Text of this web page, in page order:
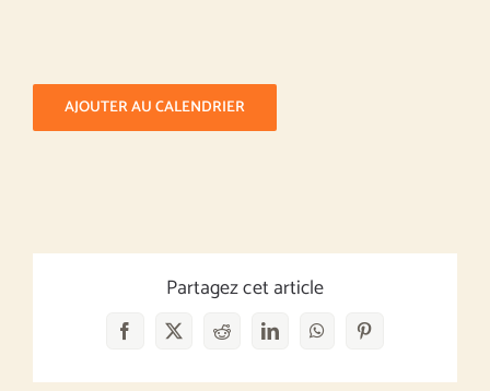
AJOUTER AU CALENDRIER
Partagez cet article
Facebook
X RedditLinkedInWhatsAppPinterest